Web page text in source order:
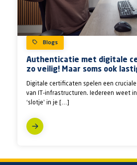
Blogs
Authenticatie met digitale
zo veilig! Maar soms ook
Digitale certificaten spelen een
van IT-infrastructuren. Iedereen weet
‘slotje’ in je […]